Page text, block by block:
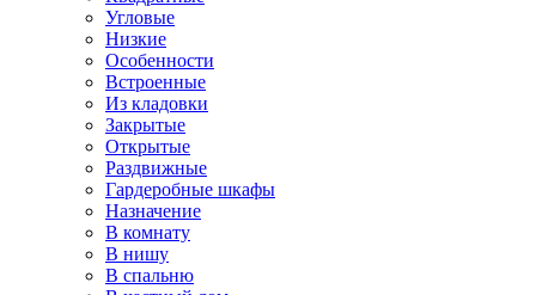
Угловые
Низкие
Особенности
Встроенные
Из кладовки
Закрытые
Открытые
Раздвижные
Гардеробные шкафы
Назначение
В комнату
В нишу
В спальню